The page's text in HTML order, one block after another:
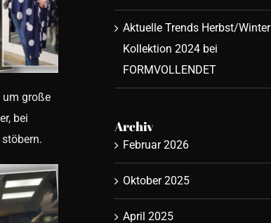
um große
bei
Aktuelle Trends Herbst/Winter
Kollektion 2024 bei
FORMVOLLENDET
Archiv
Februar 2026
Oktober 2025
April 2025